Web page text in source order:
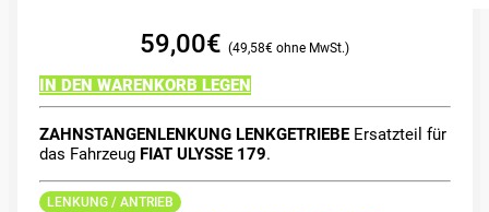
59,00€ 49,58€
IN DEN WARENKORB LEGEN
ZAHNSTANGENLENKUNG LENKGETRIEBEErsatzteil für
das Fahrzeug FIAT ULYSSE 179.
LENKUNG / ANTRIEB